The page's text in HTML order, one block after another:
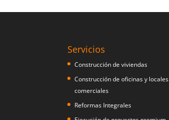
Servicios
Construcción de viviendas
Construcción de oficinas y locales
comerciales
Reformas Integrales